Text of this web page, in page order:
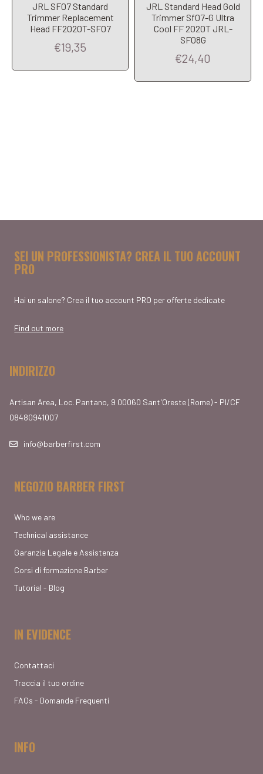
JRL SF07 Standard
Trimmer Replacement
Head FF2020T-SF07
€19,35
JRL Standard Head Gold
Trimmer Sf07-G Ultra
Cool FF 2020T JRL-
SF08G
€24,40
SEI UN PROFESSIONISTA? CREA IL TUO ACCOUNT
PRO
Hai un salone? Crea il tuo account PRO per offerte dedicate
Find out more
INDIRIZZO
Artisan Area, Loc. Pantano, 9 00060 Sant'Oreste (Rome) - PI/CF
08480941007
info@barberfirst.com
NEGOZIO BARBER FIRST
Who we are
Technical assistance
Garanzia Legale e Assistenza
Corsi di formazione Barber
Tutorial - Blog
IN EVIDENCE
Contattaci
Traccia il tuo ordine
FAQs - Domande Frequenti
INFO